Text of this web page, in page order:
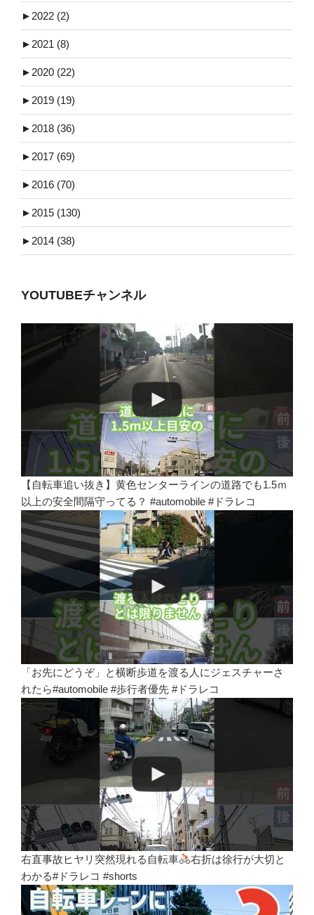
► 2022 (2)
► 2021 (8)
► 2020 (22)
► 2019 (19)
► 2018 (36)
► 2017 (69)
► 2016 (70)
► 2015 (130)
► 2014 (38)
YOUTUBEチャンネル
【自転車追い抜き】黄色センターラインの道路でも1.5ｍ
以上の安全間隔守ってる？ #automobile #ドラレコ
「お先にどうぞ」と横断歩道を渡る人にジェスチャーさ
れたら#automobile #歩行者優先 #ドラレコ
右直事故ヒヤリ突然現れる自転車
右折は徐行が大切と
わかる#ドラレコ #shorts